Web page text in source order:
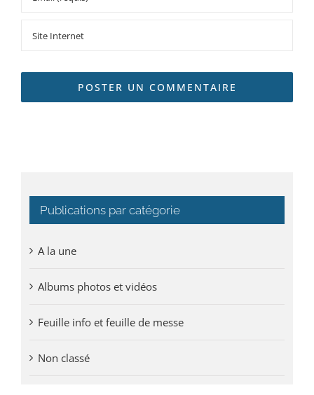
Publications par catégorie
A la une
Albums photos et vidéos
Feuille info et feuille de messe
Non classé